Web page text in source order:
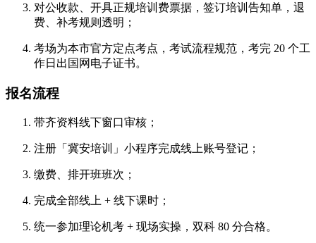
对公收款、开具正规培训费票据，签订培训告知单，退
费、补考规则透明；
考场为本市官方定点考点，考试流程规范，考完 20 个工
作日出国网电子证书。
报名流程
带齐资料线下窗口审核；
注册「冀安培训」小程序完成线上账号登记；
缴费、排开班班次；
完成全部线上 + 线下课时；
统一参加理论机考 + 现场实操，双科 80 分合格。